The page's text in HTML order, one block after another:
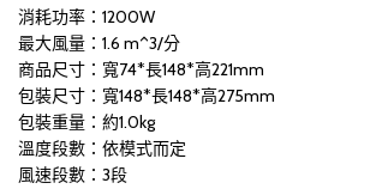
消耗功率：1200W
最大風量：1.6 m^3/分
商品尺寸：寬74*長148*高221mm
包裝尺寸：寬148*長148*高275mm
包裝重量：約1.0kg
溫度段數：依模式而定
風速段數：3段